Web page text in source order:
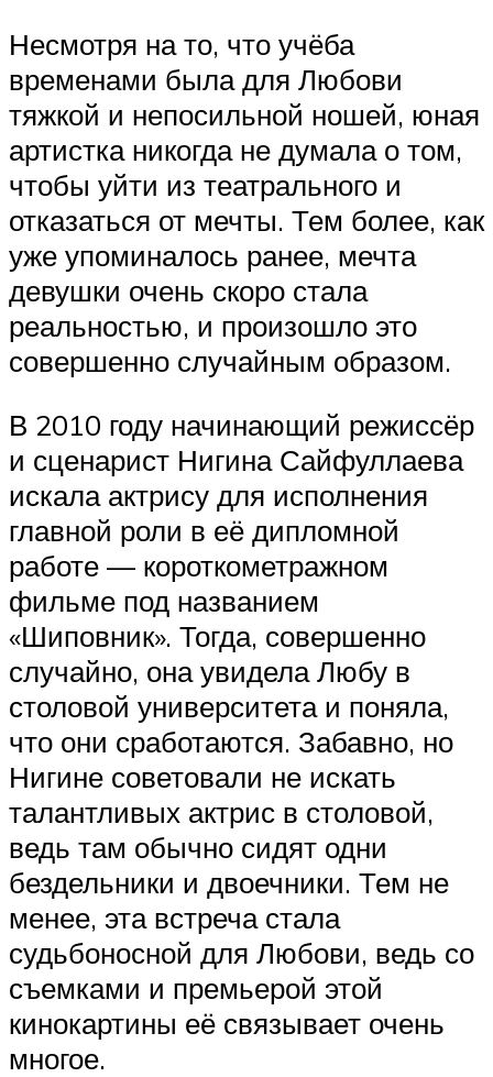
Несмотря на то, что учёба
временами была для Любови
тяжкой и непосильной ношей, юная
артистка никогда не думала о том,
чтобы уйти из театрального и
отказаться от мечты. Тем более, как
уже упоминалось ранее, мечта
девушки очень скоро стала
реальностью, и произошло это
совершенно случайным образом.
В 2010 году начинающий режиссёр
и сценарист Нигина Сайфуллаева
искала актрису для исполнения
главной роли в её дипломной
работе — короткометражном
фильме под названием
«Шиповник». Тогда, совершенно
случайно, она увидела Любу в
столовой университета и поняла,
что они сработаются. Забавно, но
Нигине советовали не искать
талантливых актрис в столовой,
ведь там обычно сидят одни
бездельники и двоечники. Тем не
менее, эта встреча стала
судьбоносной для Любови, ведь со
съемками и премьерой этой
кинокартины её связывает очень
многое.